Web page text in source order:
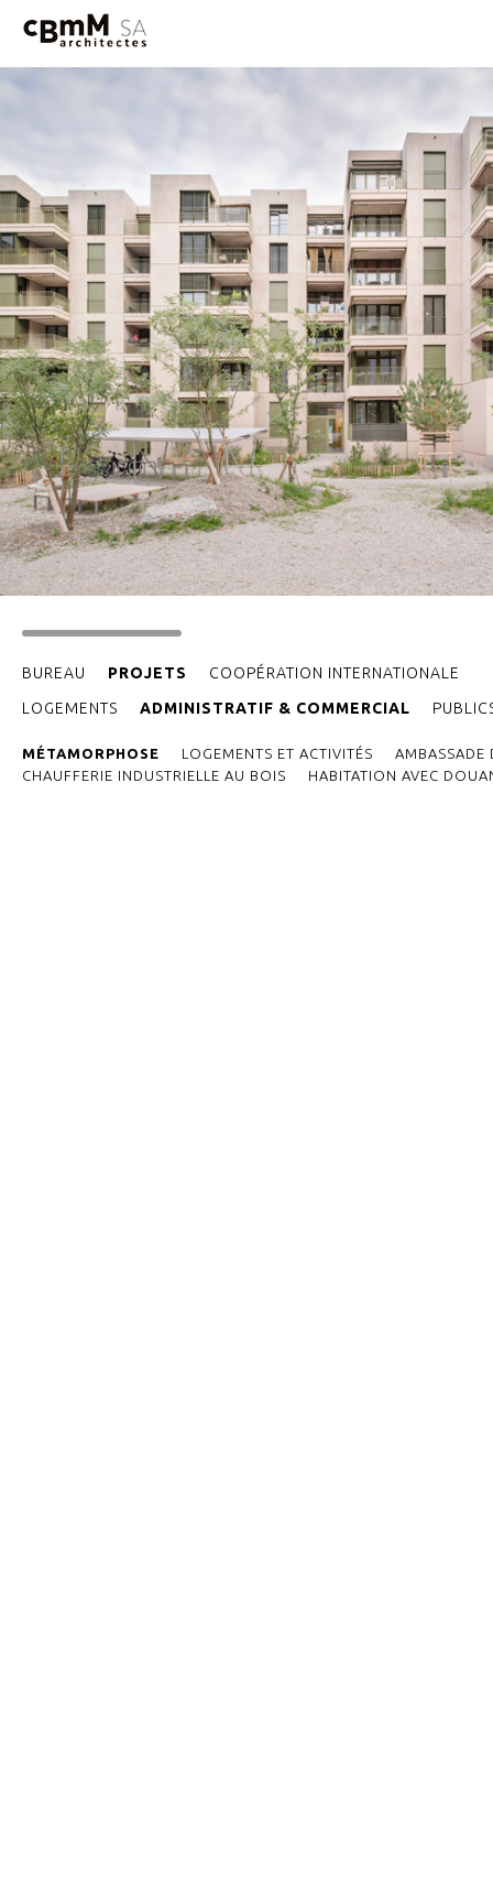
BUREAU
PROJETS
LOGEMENTS
ADMINISTRATIF & COMMERCIAL
MÉTAMORPHOSE LOGEMENTS ET ACTIVITÉS
AMBASSADE
CHAUFFERIE INDUSTRIELLE AU BOIS
HABITATION AVEC
COOPÉRATION INTERNATIONALE